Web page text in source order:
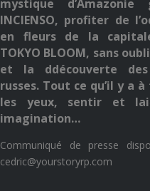
mystique
INCIENSO, profiter de
en fleurs de la
TOKYO BLOOM, sans
et la ddécouverte des
russes. Tout ce qu’il y a
les yeux, sentir et
imagination…
Communiqué de presse
cedric@yourstoryrp.com